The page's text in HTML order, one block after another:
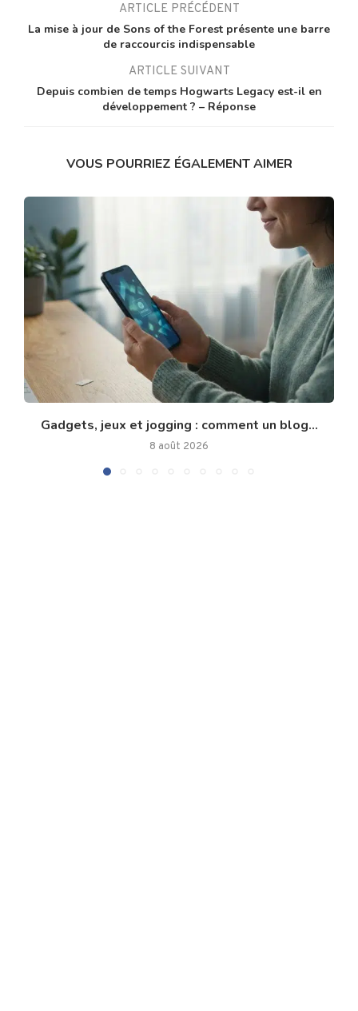
ARTICLE PRÉCÉDENT
La mise à jour de Sons of the Forest présente une barre
de raccourcis indispensable
ARTICLE SUIVANT
Depuis combien de temps Hogwarts Legacy est-il en
développement ? – Réponse
VOUS POURRIEZ ÉGALEMENT AIMER
Gadgets, jeux et jogging : comment un blog...
8 août 2026